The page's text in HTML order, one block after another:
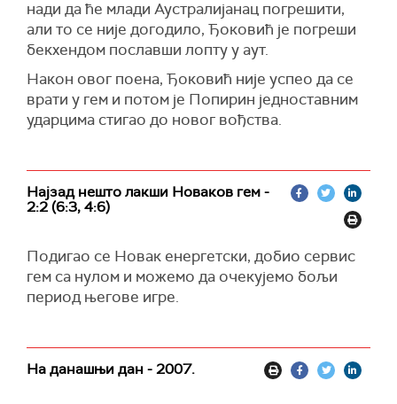
нади да ће млади Аустралијанац погрешити,
али то се није догодило, Ђоковић је погреши
бекхендом пославши лопту у аут.
Након овог поена, Ђоковић није успео да се
врати у гем и потом је Попирин једноставним
ударцима стигао до новог вођства.
Најзад нешто лакши Новаков гем -
2:2 (6:3, 4:6)
Подигао се Новак енергетски, добио сервис
гем са нулом и можемо да очекујемо бољи
период његове игре.
На данашњи дан - 2007.